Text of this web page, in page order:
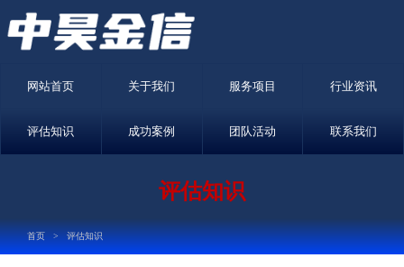
网站首页 关于我们 服务项目 行业资讯
评估知识 成功案例 团队活动 联系我们
评估知识
首页 > 评估知识